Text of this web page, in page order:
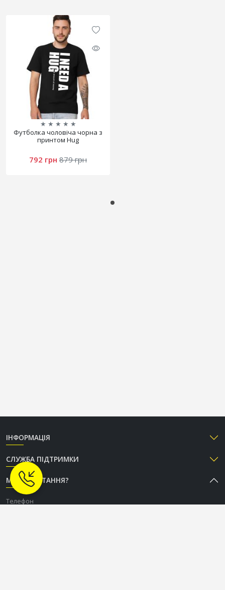
★ ★ ★ ★ ★
Футболка чоловіча чорна з
принтом Hug
792 грн 879 грн
ІНФОРМАЦІЯ
СЛУЖБА ПІДТРИМКИ
МАЄТЕ ПИТАННЯ?
Телефон